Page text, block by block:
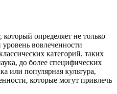
определяет не только
вовлеченности
категорий, таких
до более специфических
или популярная культура,
которые могут привлечь